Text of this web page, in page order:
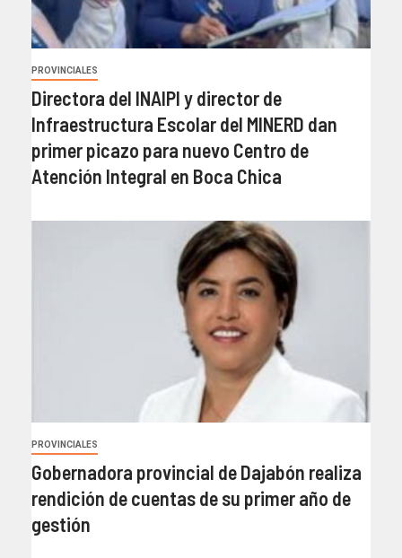
PROVINCIALES
Directora del INAIPI y director de
Infraestructura Escolar del MINERD dan
primer picazo para nuevo Centro de
Atención Integral en Boca Chica
PROVINCIALES
Gobernadora provincial de Dajabón realiza
rendición de cuentas de su primer año de
gestión